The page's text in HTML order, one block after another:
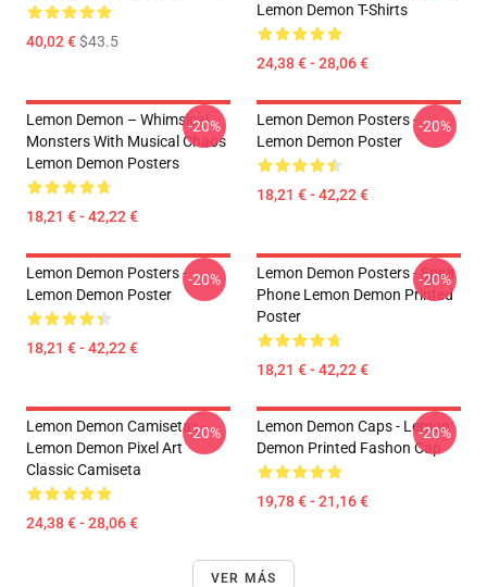
40,02 €$43.5
Lemon Demon T-Shirts
24,38 € - 28,06 €
Lemon Demon – Whimsical
Monsters With Musical Chaos
Lemon Demon Posters
18,21 € - 42,22 €
-20%
Lemon Demon Posters -
Lemon Demon Poster
18,21 € - 42,22 €
-20%
Lemon Demon Posters -
Lemon Demon Poster
18,21 € - 42,22 €
-20%
Lemon Demon Posters - Spirit
Phone Lemon Demon Printed
Poster
18,21 € - 42,22 €
-20%
Lemon Demon Camisetas -
Lemon Demon Pixel Art
Classic Camiseta
24,38 € - 28,06 €
-20%
Lemon Demon Caps - Lemon
Demon Printed Fashon Cap
19,78 € - 21,16 €
-20%
VER MÁS